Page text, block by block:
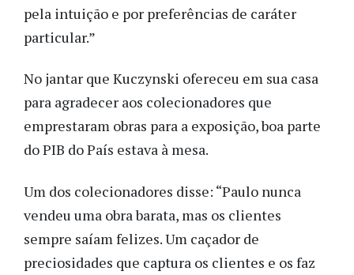
pela intuição e por preferências de caráter
particular.”
No jantar que Kuczynski ofereceu em sua casa
para agradecer aos colecionadores que
emprestaram obras para a exposição, boa parte
do PIB do País estava à mesa.
Um dos colecionadores disse: “Paulo nunca
vendeu uma obra barata, mas os clientes
sempre saíam felizes. Um caçador de
preciosidades que captura os clientes e os faz